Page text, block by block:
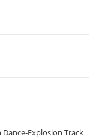
Explosion Track